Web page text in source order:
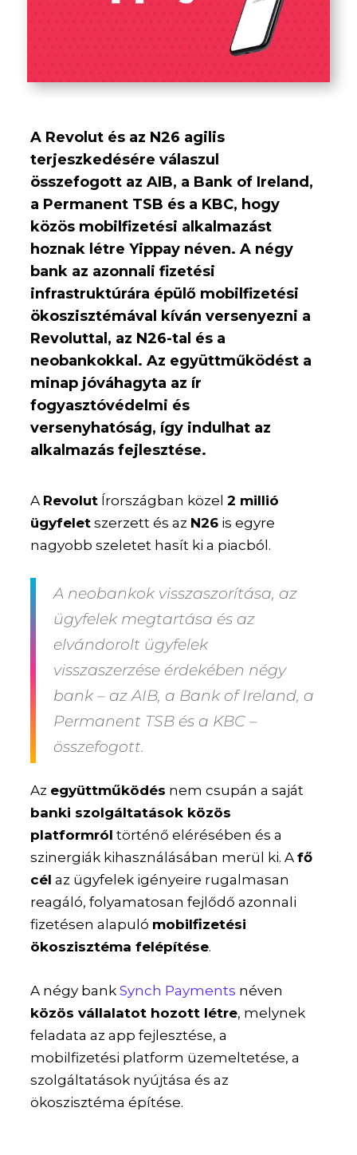
A Revolut és az N26 agilis
terjeszkedésére válaszul
összefogott az AIB, a Bank of Ireland,
a Permanent TSB és a KBC, hogy
közös mobilfizetési alkalmazást
hoznak létre Yippay néven. A négy
bank az azonnali fizetési
infrastruktúrára épülő mobilfizetési
ökoszisztémával kíván versenyezni a
Revoluttal, az N26-tal és a
neobankokkal. Az együttműködést a
minap jóváhagyta az ír
fogyasztóvédelmi és
versenyhatóság, így indulhat az
alkalmazás fejlesztése.
A Revolut Írországban közel2 millió
ügyfelet szerzett és az N26 is egyre
nagyobb szeletet hasít ki a piacból.
A neobankok visszaszorítása, az
ügyfelek megtartása és az
elvándorolt ügyfelek
visszaszerzése érdekében négy
bank – az AIB, a Bank of Ireland, a
Permanent TSB és a KBC –
összefogott.
Az együttműködés nem csupán a saját
banki szolgáltatások közös
platformról történő elérésében és a
szinergiák kihasználásában merül ki. Afő
cél az ügyfelek igényeire rugalmasan
reagáló, folyamatosan fejlődő azonnali
fizetésen alapuló mobilfizetési
ökoszisztéma felépítése.
A négy bankSynch Payments néven
közös vállalatot hozott létre, melynek
feladata az app fejlesztése, a
mobilfizetési platform üzemeltetése, a
szolgáltatások nyújtása és az
ökoszisztéma építése.